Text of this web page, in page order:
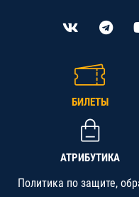
БИЛЕТЫ
АТРИБУТИКА
Политика по защите,